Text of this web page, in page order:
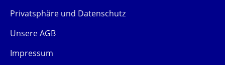
Privatsphäre und Datenschutz
Unsere AGB
Impressum